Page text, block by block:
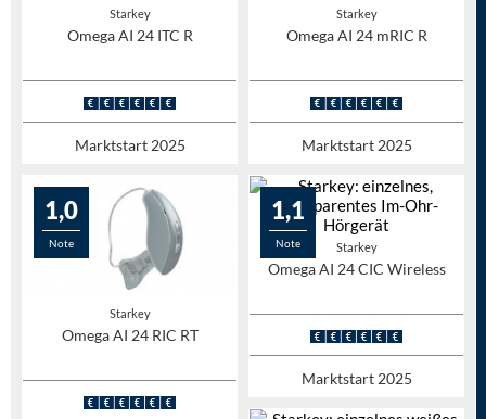
Starkey
Omega AI 24 ITC R
Marktstart 2025
Starkey
Omega AI 24 mRIC R
Marktstart 2025
1,0
Note
Starkey
Omega AI 24 RIC RT
1,1
Note Starkey
Omega AI 24 CIC Wireless
Marktstart 2025